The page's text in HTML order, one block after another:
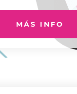
MÁS INFO